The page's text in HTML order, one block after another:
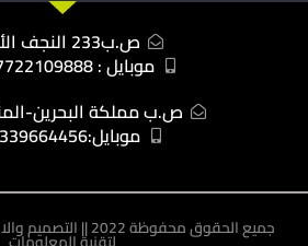
ص.ب233 النجف الأشرف
موبايل : 009647722109888
ص.ب مملكة البحرين-
موبايل:0097339664456
جميع الحقوق محفوظة